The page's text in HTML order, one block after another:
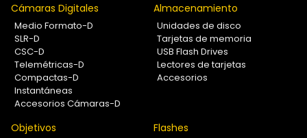
Cámaras Digitales
Medio Formato-D
SLR-D
CSC-D
Telemétricas-D
Compactas-D
Instantáneas
Accesorios Cámaras-D
Almacenamiento
Unidades de disco
Tarjetas de memoria
USB Flash Drives
Lectores de tarjetas
Accesorios
Objetivos Flashes